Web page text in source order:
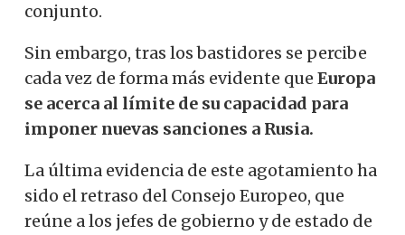
conjunto.
Sin embargo, tras los bastidores se percibe
cada vez de forma más evidente que Europa
se acerca al límite de su capacidad para
imponer nuevas sanciones a Rusia.
La última evidencia de este agotamiento ha
sido el retraso del Consejo Europeo, que
reúne a los jefes de gobierno y de estado de